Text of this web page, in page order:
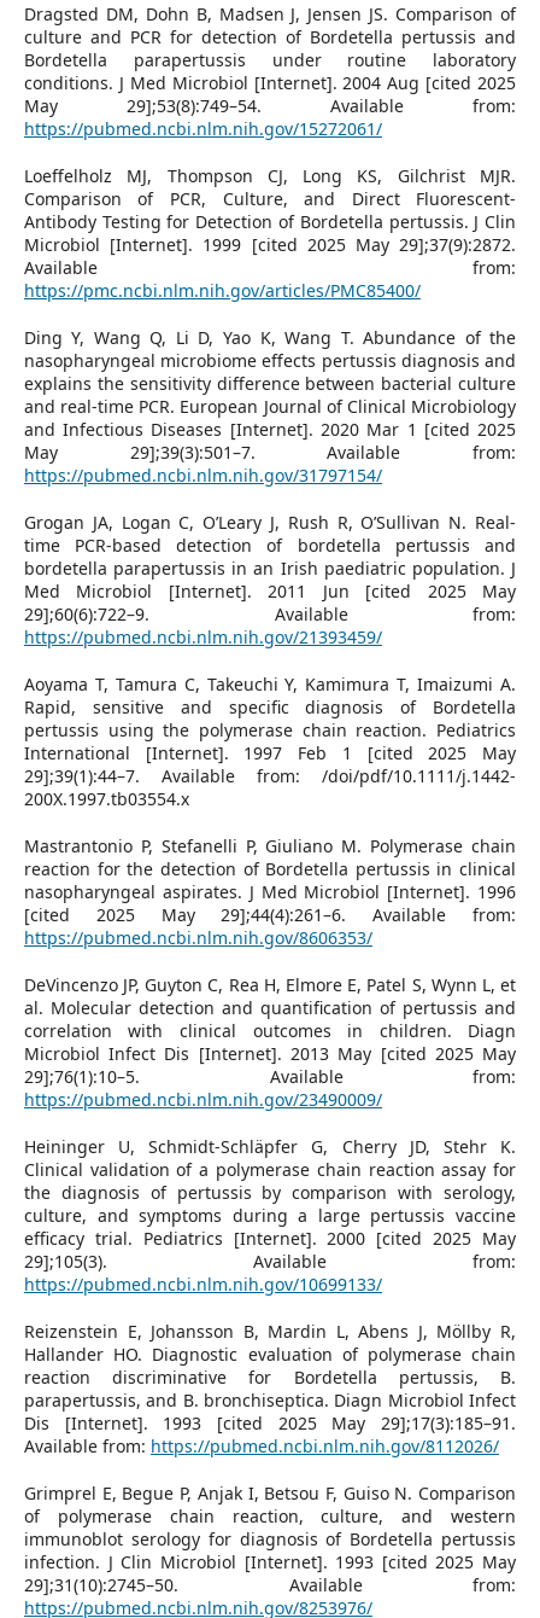
Dragsted DM, Dohn B, Madsen J, Jensen JS. Comparison of
culture and PCR for detection of Bordetella pertussis and
Bordetella parapertussis under routine laboratory
conditions. J Med Microbiol [Internet]. 2004 Aug [cited 2025
May 29];53(8):749–54. Available from:
https://pubmed.ncbi.nlm.nih.gov/15272061/
Loeffelholz MJ, Thompson CJ, Long KS, Gilchrist MJR.
Comparison of PCR, Culture, and Direct Fluorescent-
Antibody Testing for Detection of Bordetella pertussis. J Clin
Microbiol [Internet]. 1999 [cited 2025 May 29];37(9):2872.
Available from:
https://pmc.ncbi.nlm.nih.gov/articles/PMC85400/
Ding Y, Wang Q, Li D, Yao K, Wang T. Abundance of the
nasopharyngeal microbiome effects pertussis diagnosis and
explains the sensitivity difference between bacterial culture
and real-time PCR. European Journal of Clinical Microbiology
and Infectious Diseases [Internet]. 2020 Mar 1 [cited 2025
May 29];39(3):501–7. Available from:
https://pubmed.ncbi.nlm.nih.gov/31797154/
Grogan JA, Logan C, O’Leary J, Rush R, O’Sullivan N. Real-
time PCR-based detection of bordetella pertussis and
bordetella parapertussis in an Irish paediatric population. J
Med Microbiol [Internet]. 2011 Jun [cited 2025 May
29];60(6):722–9. Available from:
https://pubmed.ncbi.nlm.nih.gov/21393459/
Aoyama T, Tamura C, Takeuchi Y, Kamimura T, Imaizumi A.
Rapid, sensitive and specific diagnosis of Bordetella
pertussis using the polymerase chain reaction. Pediatrics
International [Internet]. 1997 Feb 1 [cited 2025 May
29];39(1):44–7. Available from: /doi/pdf/10.1111/j.1442-
200X.1997.tb03554.x
Mastrantonio P, Stefanelli P, Giuliano M. Polymerase chain
reaction for the detection of Bordetella pertussis in clinical
nasopharyngeal aspirates. J Med Microbiol [Internet]. 1996
[cited 2025 May 29];44(4):261–6. Available from:
https://pubmed.ncbi.nlm.nih.gov/8606353/
DeVincenzo JP, Guyton C, Rea H, Elmore E, Patel S, Wynn L, et
al. Molecular detection and quantification of pertussis and
correlation with clinical outcomes in children. Diagn
Microbiol Infect Dis [Internet]. 2013 May [cited 2025 May
29];76(1):10–5. Available from:
https://pubmed.ncbi.nlm.nih.gov/23490009/
Heininger U, Schmidt-Schläpfer G, Cherry JD, Stehr K.
Clinical validation of a polymerase chain reaction assay for
the diagnosis of pertussis by comparison with serology,
culture, and symptoms during a large pertussis vaccine
efficacy trial. Pediatrics [Internet]. 2000 [cited 2025 May
29];105(3). Available from:
https://pubmed.ncbi.nlm.nih.gov/10699133/
Reizenstein E, Johansson B, Mardin L, Abens J, Möllby R,
Hallander HO. Diagnostic evaluation of polymerase chain
reaction discriminative for Bordetella pertussis, B.
parapertussis, and B. bronchiseptica. Diagn Microbiol Infect
Dis [Internet]. 1993 [cited 2025 May 29];17(3):185–91.
Available from: https://pubmed.ncbi.nlm.nih.gov/8112026/
Grimprel E, Begue P, Anjak I, Betsou F, Guiso N. Comparison
of polymerase chain reaction, culture, and western
immunoblot serology for diagnosis of Bordetella pertussis
infection. J Clin Microbiol [Internet]. 1993 [cited 2025 May
29];31(10):2745–50. Available from:
https://pubmed.ncbi.nlm.nih.gov/8253976/